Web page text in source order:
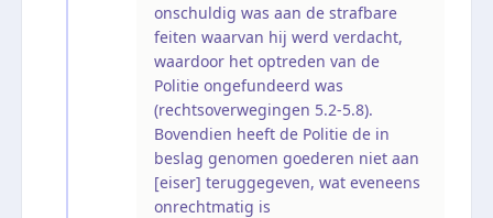
onschuldig was aan de strafbare
feiten waarvan hij werd verdacht,
waardoor het optreden van de
Politie ongefundeerd was
(rechtsoverwegingen 5.2-5.8).
Bovendien heeft de Politie de in
beslag genomen goederen niet aan
[eiser] teruggegeven, wat eveneens
onrechtmatig is